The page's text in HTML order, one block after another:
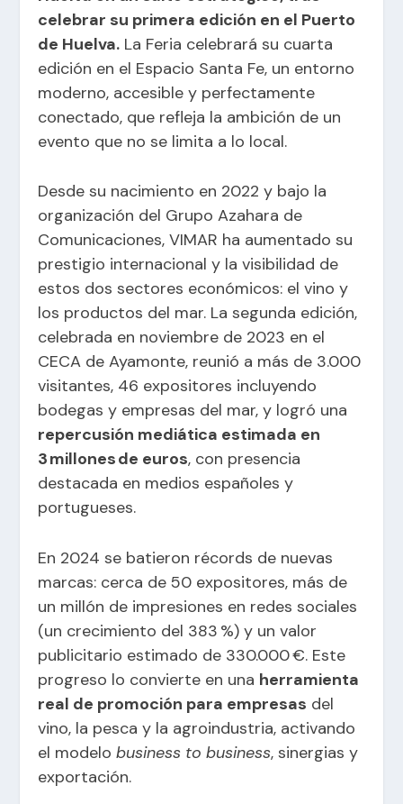
celebrar su primera edición en el Puerto
de Huelva. La Feria celebrará su cuarta
edición en el Espacio Santa Fe, un entorno
moderno, accesible y perfectamente
conectado, que refleja la ambición de un
evento que no se limita a lo local.
Desde su nacimiento en 2022 y bajo la
organización del Grupo Azahara de
Comunicaciones, VIMAR ha aumentado su
prestigio internacional y la visibilidad de
estos dos sectores económicos: el vino y
los productos del mar. La segunda edición,
celebrada en noviembre de 2023 en el
CECA de Ayamonte, reunió a más de 3.000
visitantes, 46 expositores incluyendo
bodegas y empresas del mar, y logró una
repercusión mediática estimada en
3 millones de euros, con presencia
destacada en medios españoles y
portugueses.
En 2024 se batieron récords de nuevas
marcas: cerca de 50 expositores, más de
un millón de impresiones en redes sociales
(un crecimiento del 383 %) y un valor
publicitario estimado de 330.000 €. Este
progreso lo convierte en una herramienta
real de promoción para empresas del
vino, la pesca y la agroindustria, activando
el modelobusiness to business, sinergias y
exportación.